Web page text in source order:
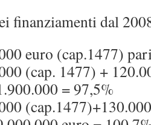
finanziamenti dal
euro (cap.1477)
(cap. 1477) +
= 97,5%